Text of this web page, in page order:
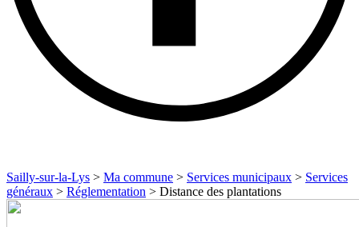
Sailly-sur-la-Lys > Ma commune > Services municipaux > Services
généraux > Réglementation > Distance des plantations